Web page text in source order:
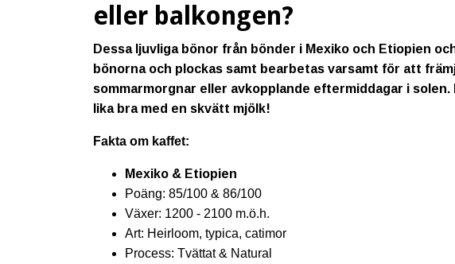
eller balkongen?
Dessa ljuvliga bönor från bönder i Mexiko och Etiopien
bönorna och plockas samt bearbetas varsamt för att
sommarmorgnar eller avkopplande eftermiddagar i
lika bra med en skvätt mjölk!
Fakta om kaffet:
Mexiko & Etiopien
Poäng: 85/100 & 86/100
Växer: 1200 - 2100 m.ö.h.
Art: Heirloom, typica, catimor
Process: Tvättat & Natural